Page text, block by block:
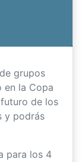
grupos
en la Copa
de los
y podrás
para los 4